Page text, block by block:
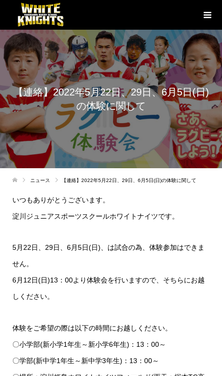
【連絡】2022年5月22日、29日、6月5日(日)
の体験に関して
ニュース 【連絡】2022年5月22日、29日、6月5日(日)の体験に関して
いつもありがとうございます。
淀川ジュニアスポーツスクールホワイトナイツです。
5月22日、29日、6月5日(日)、は試合の為、体験参加はできま
せん。
6月12日(日)13：00より体験会を行いますので、そちらにお越
しください。
体験をご希望の際は以下の時間にお越しください。
〇小学部(新小学1年生～新小学6年生)：13：00～
〇学部(新中学1年生～新中学3年生)：13：00～